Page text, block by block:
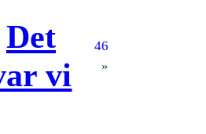
Det
vi
46
»